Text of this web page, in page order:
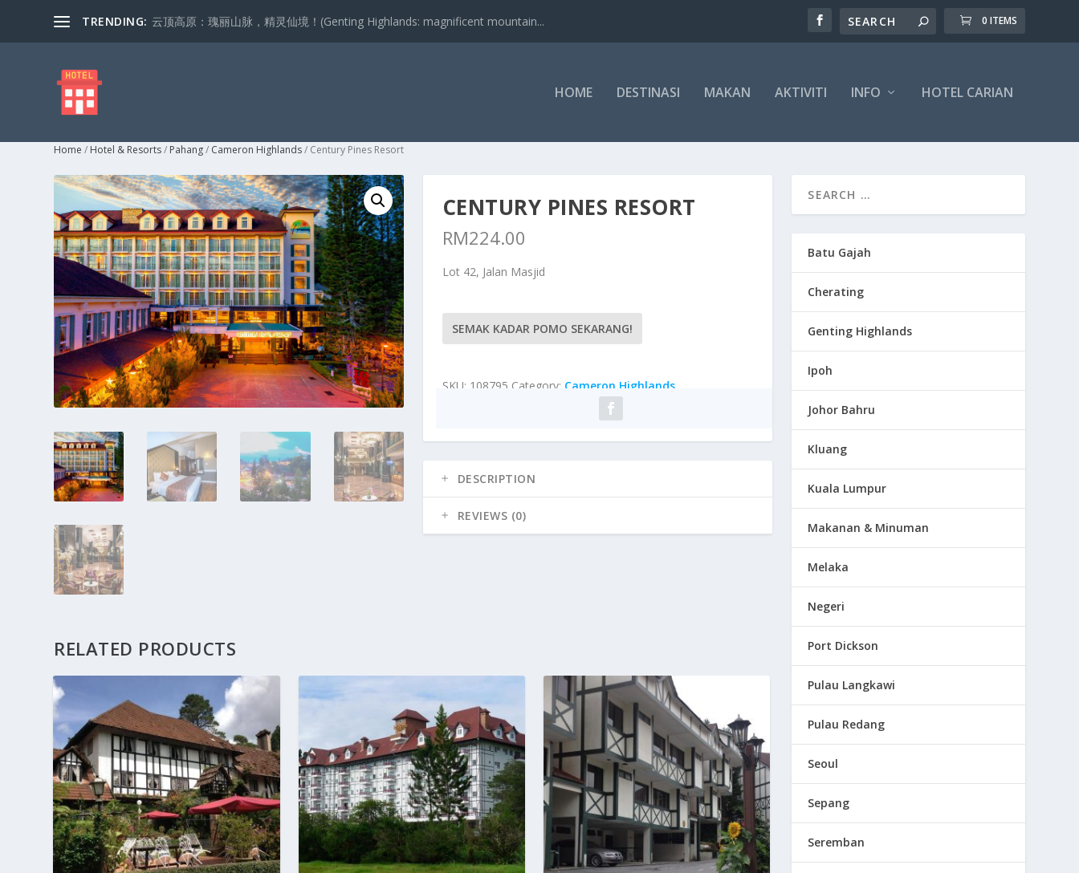
TRENDING: 云顶高原：瑰丽山脉，精灵仙境！(Genting Highlands: magnificent mountain... 0 ITEMS
HOME DESTINASI MAKAN AKTIVITI INFO HOTEL CARIAN
Home / Hotel & Resorts/ Pahang/ Cameron Highlands/ Century Pines Resort
CENTURY PINES RESORT
RM224.00
Lot 42, Jalan Masjid
SEMAK KADAR POMO SEKARANG!
SKU: 108795 Category: Cameron Highlands
DESCRIPTION
REVIEWS (0)
RELATED PRODUCTS
Batu Gajah
Cherating
Genting Highlands
Ipoh
Johor Bahru
Kluang
Kuala Lumpur
Makanan & Minuman
Melaka
Negeri
Port Dickson
Pulau Langkawi
Pulau Redang
Seoul
Sepang
Seremban